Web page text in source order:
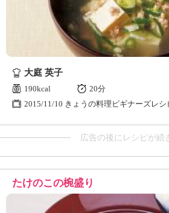
大庭 英子
190kcal
20分
2015/11/10 きょうの料理ビギナーズレシ
広告の後にレシピが続
たけのこの椀盛り